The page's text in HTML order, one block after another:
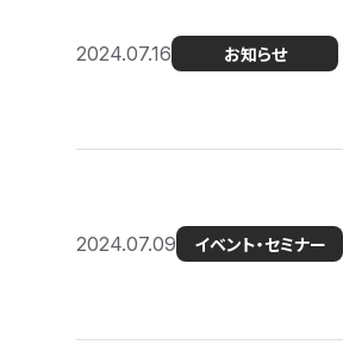
2024.07.16 お知らせ
2024.07.09 イベント・セミナー